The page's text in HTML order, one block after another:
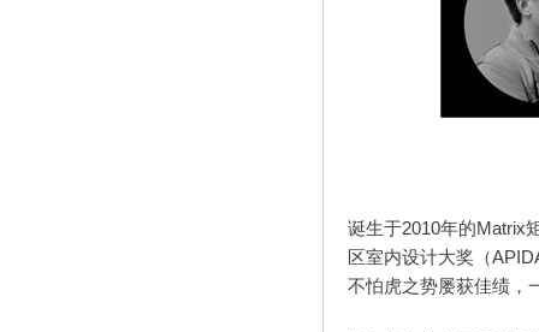
诞生于2010年的Matrix
区室内设计大奖（
不怕虎之势屡获佳绩，